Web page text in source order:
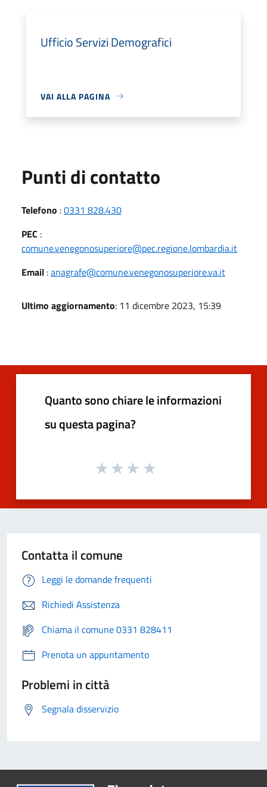
Ufficio Servizi Demografici
VAI ALLA PAGINA
Punti di contatto
Telefono :0331 828.430
PEC :
comune.venegonosuperiore@pec.regione.lombardia.it
Email :anagrafe@comune.venegonosuperiore.va.it
Ultimo aggiornamento: 11 dicembre 2023, 15:39
Quanto sono chiare le informazioni
su questa pagina?
Contatta il comune
Leggi le domande frequenti
Richiedi Assistenza
Chiama il comune 0331 828411
Prenota un appuntamento
Problemi in città
Segnala disservizio